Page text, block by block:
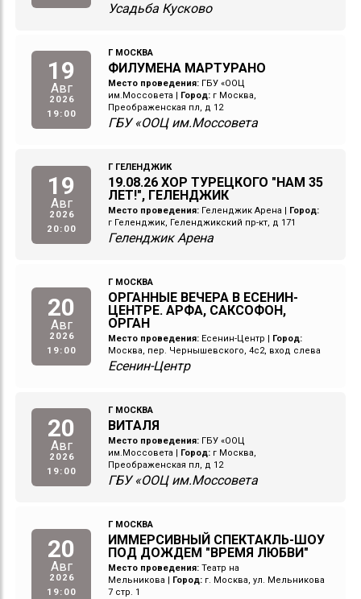
Усадьба Кусково
19
Авг
2026
19:00
Г МОСКВА
ФИЛУМЕНА МАРТУРАНО
Место проведения: ГБУ «ООЦ
им.Моссовета
Город: г Москва,
Преображенская пл, д 12
ГБУ «ООЦ им.Моссовета
19
Авг
2026
20:00
Г ГЕЛЕНДЖИК
19.08.26 ХОР ТУРЕЦКОГО "НАМ 35
ЛЕТ!", ГЕЛЕНДЖИК
Место проведения: Геленджик Арена
Город:
г Геленджик, Геленджикский пр-кт, д 171
Геленджик Арена
20
Авг
2026
19:00
Г МОСКВА
ОРГАННЫЕ ВЕЧЕРА В ЕСЕНИН-
ЦЕНТРЕ. АРФА, САКСОФОН,
ОРГАН
Место проведения: Есенин-Центр
Город:
Москва, пер. Чернышевского, 4с2, вход слева
Есенин-Центр
20
Авг
2026
19:00
Г МОСКВА
ВИТАЛЯ
Место проведения: ГБУ «ООЦ
им.Моссовета
Город: г Москва,
Преображенская пл, д 12
ГБУ «ООЦ им.Моссовета
20
Авг
2026
19:00
Г МОСКВА
ИММЕРСИВНЫЙ СПЕКТАКЛЬ-ШОУ
ПОД ДОЖДЕМ "ВРЕМЯ ЛЮБВИ"
Место проведения: Театр на
Мельникова
Город: г. Москва, ул. Мельникова
7 стр. 1